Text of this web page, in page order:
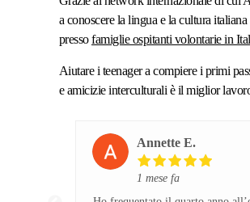
a conoscere la lingua e la cultura
pressofamiglie ospitanti volontarie in
Aiutare i teenager a compiere i primi
e amicizie interculturali è il miglior
Annette E.
1 mese fa